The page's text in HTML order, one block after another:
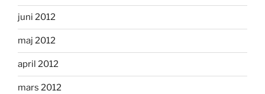
juni 2012
maj 2012
april 2012
mars 2012